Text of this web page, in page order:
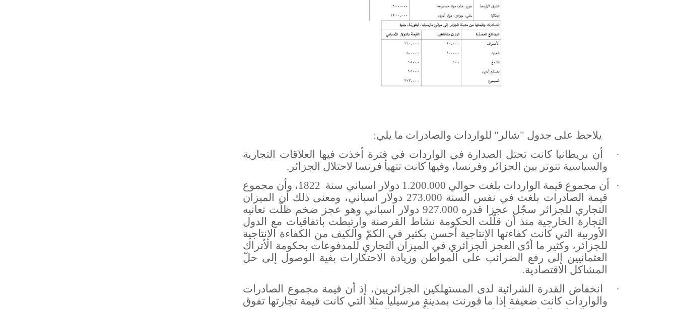
يلاحظ على جدول "شالر" للواردات والصادرات ما يلي:
·
أن بريطانيا كانت تحتل الصدارة في الواردات في فترة أخذت فيها العلاقات التجارية
والسياسية تتوتر بين الجزائر وفرنسا، وفيها كانت تتهيأ فرنسا لاحتلال الجزائر.
·
أن مجموع قيمة الواردات بلغت حوالي 1.200.000 دولار اسباني سنة 1822، وأن مجموع
قيمة الصادرات بلغت في نفس السنة 273.000 دولار اسباني، ومعنى ذلك أن الميزان
التجاري للجزائر سجّل عجزا قدره 927.000 دولار اسباني وهو عجز ضخم ظلّت تعانيه
التجارة الخارجية منذ أن قلّلت الحكومة نشاط القرصنة وارتبطت باتفاقيات مع الدول
الأوربية التي كانت كفاءتها الإنتاجية أحسن بكثير في الكمّ والكيف من الكفاءة الإنتاجية
للجزائر، وكثير ما أدّى العجز الجزائري في الميزان التجاري للمدفوعات بحكومة الأتراك
العثمانيين إلى رفع الضرائب على المواطن وزيادة الاحتكارات بغية الوصول إلى حلّ
المشاكل الاقتصادية.
·
انخفاض القدرة الشرائية لدى المستهلكين الجزائريين، إذ أن قيمة مجموع الصادرات
والواردات كانت ضعيفة إذا ما قورنت بمدينة مرسيليا مثلا التي كانت قيمة تجارتها تفوق